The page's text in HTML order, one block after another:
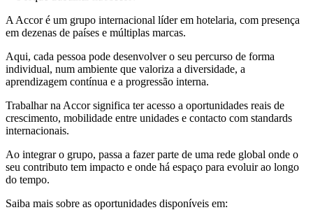
A Accor é um grupo internacional líder em hotelaria, com presença
em dezenas de países e múltiplas marcas.
Aqui, cada pessoa pode desenvolver o seu percurso de forma
individual, num ambiente que valoriza a diversidade, a
aprendizagem contínua e a progressão interna.
Trabalhar na Accor significa ter acesso a oportunidades reais de
crescimento, mobilidade entre unidades e contacto com standards
internacionais.
Ao integrar o grupo, passa a fazer parte de uma rede global onde o
seu contributo tem impacto e onde há espaço para evoluir ao longo
do tempo.
Saiba mais sobre as oportunidades disponíveis em: